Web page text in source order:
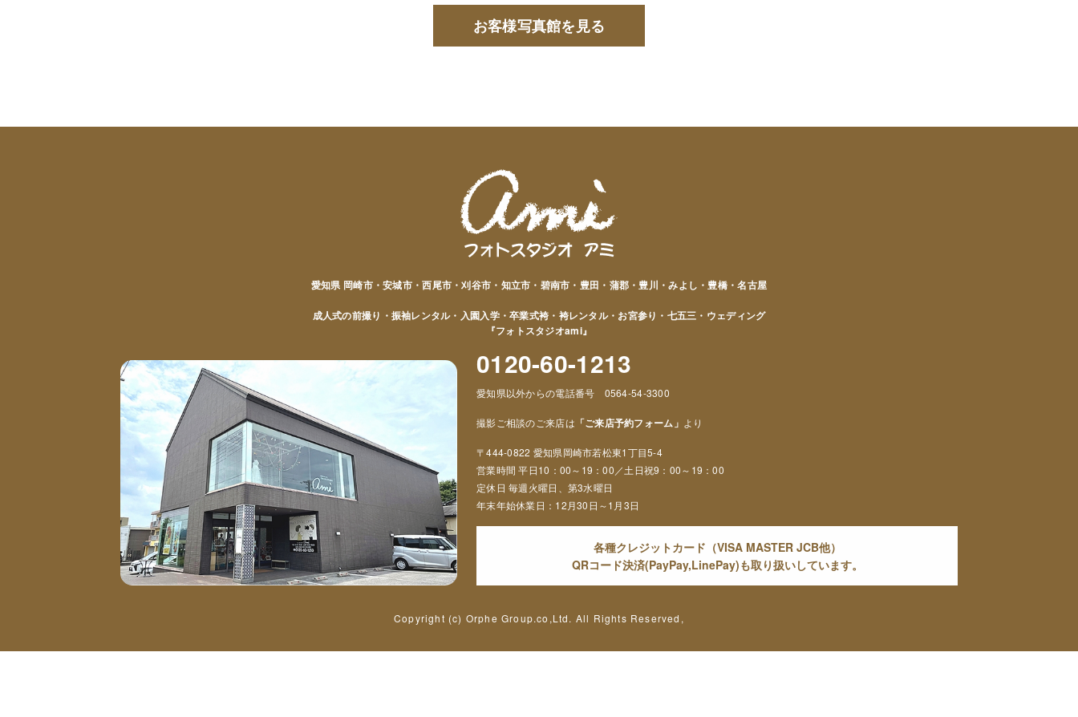
お客様写真館を見る
愛知県 岡崎市・安城市・西尾市・刈谷市・知立市・碧南市・豊田・蒲郡・豊川・みよし・豊橋・名古屋
成人式の前撮り・振袖レンタル・入園入学・卒業式袴・袴レンタル・お宮参り・七五三・ウェディング
『フォトスタジオami』
0120-60-1213
愛知県以外からの電話番号 0564-54-3300
撮影ご相談のご来店は 「ご来店予約フォーム」 より
〒444-0822 愛知県岡崎市若松東1丁目5-4
営業時間 平日10：00～19：00／土日祝9：00～19：00
定休日 毎週火曜日、第3水曜日
年末年始休業日：12月30日～1月3日
各種クレジットカード（VISA MASTER JCB他）
QRコード決済(PayPay,LinePay)も取り扱いしています。
Copyright (c) Orphe Group.co,Ltd. All Rights Reserved,